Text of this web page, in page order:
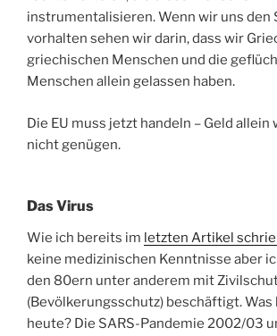
instrumentalisieren. Wenn wir uns den
vorhalten sehen wir darin, dass wir
griechischen Menschen und die
Menschen allein gelassen haben.
Die EU muss jetzt handeln – Geld allein
nicht genügen.
Das Virus
Wie ich bereits im letzten Artikel
keine medizinischen Kenntnisse aber
den 80ern unter anderem mit
(Bevölkerungsschutz) beschäftigt.
heute? Die SARS-Pandemie 2002/03